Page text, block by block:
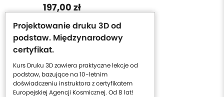
197,00 zł
Projektowanie druku 3D od
podstaw. Międzynarodowy
certyfikat.
Kurs Druku 3D zawiera praktyczne lekcje od
podstaw, bazujące na 10-letnim
doświadczeniu instruktora z certyfikatem
Europejskiej Agencji Kosmicznej. Od 8 lat!